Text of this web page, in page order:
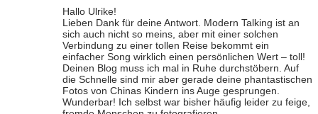
Hallo Ulrike!
Lieben Dank für deine Antwort. Modern Talking ist an
sich auch nicht so meins, aber mit einer solchen
Verbindung zu einer tollen Reise bekommt ein
einfacher Song wirklich einen persönlichen Wert – toll!
Deinen Blog muss ich mal in Ruhe durchstöbern. Auf
die Schnelle sind mir aber gerade deine phantastischen
Fotos von Chinas Kindern ins Auge gesprungen.
Wunderbar! Ich selbst war bisher häufig leider zu feige,